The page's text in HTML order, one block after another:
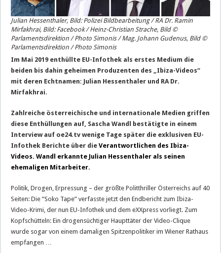
Julian Hessenthaler, Bild: Polizei Bildbearbeitung / RA Dr. Ramin
Mirfakhrai, Bild: Facebook / Heinz-Christian Strache, Bild ©
Parlamentsdirektion / Photo Simonis / Mag. Johann Gudenus, Bild ©
Parlamentsdirektion / Photo Simonis
Im Mai 2019 enthüllte EU-Infothek als erstes Medium die
beiden bis dahin geheimen Produzenten des „Ibiza-Videos“
mit deren Echtnamen: Julian Hessenthaler und RA Dr.
Mirfakhrai.
Zahlreiche österreichische und internationale Medien griffen
diese Enthüllungen auf, Sascha Wandl bestätigte in einem
Interview auf oe24.tv wenige Tage später die exklusiven EU-
Infothek Berichte über dieVerantwortlichen des Ibiza-
Videos. Wandl erkannte Julian Hessenthaler als seinen
ehemaligen Mitarbeiter.
Politik, Drogen, Erpressung – der größte Politthriller Österreichs auf 40
Seiten: Die “Soko Tape” verfasste jetzt den Endbericht zum Ibiza-
Video-Krimi, der nun EU-Infothek und dem eXXpress vorliegt. Zum
Kopfschütteln: Ein drogensüchtiger Haupttäter der Video-Clique
wurde sogar von einem damaligen Spitzenpolitiker im Wiener Rathaus
empfangen …